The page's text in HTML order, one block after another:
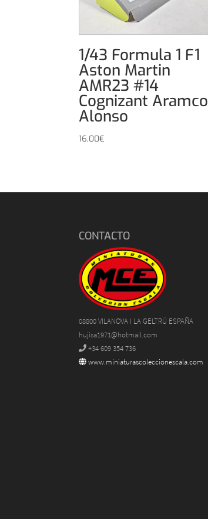
1/43 Formula 1 F1
Aston Martin
AMR23 #14
Cognizant Aramco
Alonso
16,00€
CONTACTO
08800 VILANOVA I LA GELTRÚ ESPAÑA
hujisa1971@hotmail.com
+34 609 354 736
www.miniaturascoleccionescala.com